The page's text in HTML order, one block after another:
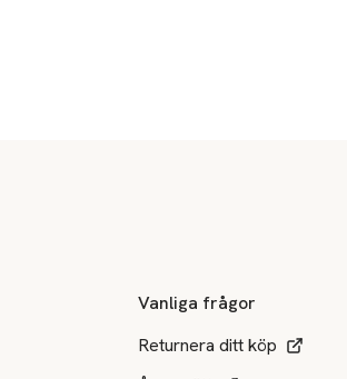
Vanliga frågor
Returnera ditt köp